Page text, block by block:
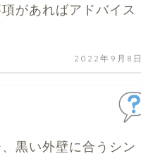
があればアドバイス
2022年9月8日
黒い外壁に合うシン